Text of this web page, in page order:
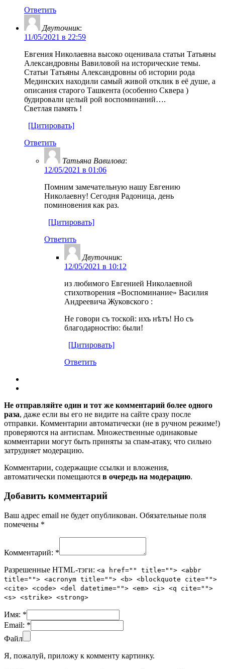
Ответить
Двуточник:
11/05/2021 в 22:59
Евгения Николаевна высоко оценивала статьи Татьяны
Александровны Вавиловой на исторические темы.
Статьи Татьяны Александровны об истории рода
Мединских находили самый живой отклик в её душе, а
описания старого Ташкента (особенно Сквера )
будировали целый рой воспоминаний….
Светлая память !
[Цитировать]
Ответить
Татьяна Вавилова:
12/05/2021 в 01:06
Помним замечательную нашу Евгению
Николаевну! Сегодня Радоница, день
поминовения как раз.
[Цитировать]
Ответить
Двуточник:
12/05/2021 в 10:12
из любимого Евгенией Николаевной
стихотворения «Воспоминание» Василия
Андреевича Жуковского :
Не говори съ тоской: ихъ нѣтъ! Но съ
благодарностію: были!
[Цитировать]
Ответить
Не отправляйте один и тот же комментарий более одного
раза, даже если вы его не видите на сайте сразу после
отправки. Комментарии автоматически (не в ручном режиме!)
проверяются на антиспам. Множественные одинаковые
комментарии могут быть приняты за спам-атаку, что сильно
затрудняет модерацию.
Комментарии, содержащие ссылки и вложения,
автоматически помещаются в очередь на модерацию.
Добавить комментарий
Ваш адрес email не будет опубликован. Обязательные поля
помечены *
Комментарий: *
Разрешенные HTML-тэги: <a href="" title=""> <abbr
title=""> <acronym title=""> <b> <blockquote cite="">
<cite> <code> <del datetime=""> <em> <i> <q cite="">
<s> <strike> <strong>
Имя: *
Email: *
Файл
Я, пожалуй, приложу к комменту картинку.